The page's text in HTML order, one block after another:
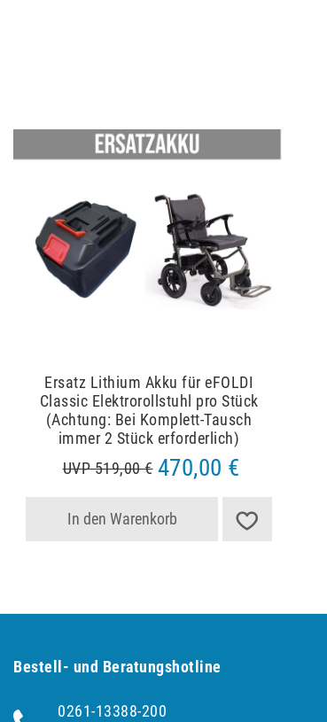
Ersatz Lithium Akku für eFOLDI
Classic Elektrorollstuhl pro Stück
(Achtung: Bei Komplett-Tausch
immer 2 Stück erforderlich)
UVP 519,00 € 470,00 €
In den Warenkorb
Bestell- und Be­ra­tungs­hot­line
0261-13388-200